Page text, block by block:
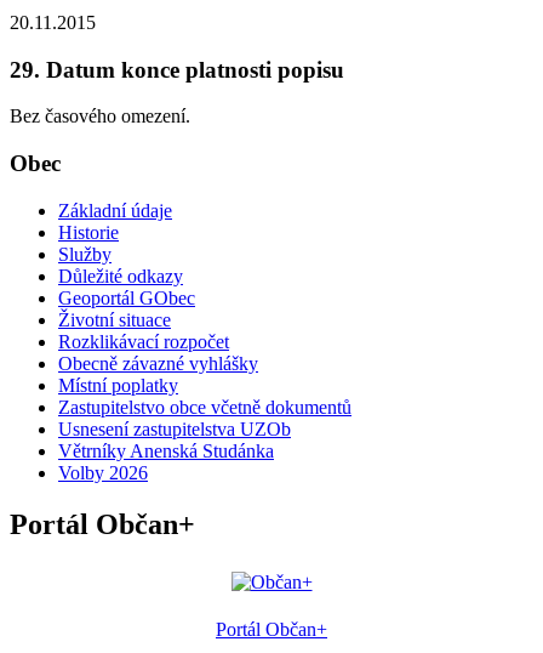
20.11.2015
29. Datum konce platnosti popisu
Bez časového omezení.
Obec
Základní údaje
Historie
Služby
Důležité odkazy
Geoportál GObec
Životní situace
Rozklikávací rozpočet
Obecně závazné vyhlášky
Místní poplatky
Zastupitelstvo obce včetně dokumentů
Usnesení zastupitelstva UZOb
Větrníky Anenská Studánka
Volby 2026
Portál Občan+
Portál Občan+